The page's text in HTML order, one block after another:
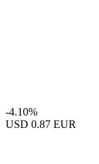
-4.10%
USD 0.87 EUR